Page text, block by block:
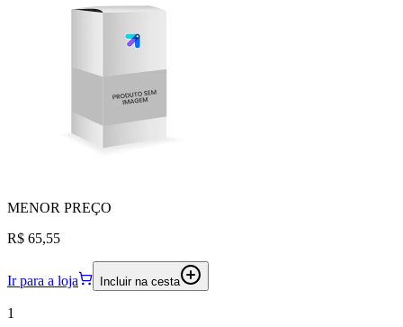
MENOR PREÇO
R$ 65,55
Ir para a loja Incluir na cesta
1